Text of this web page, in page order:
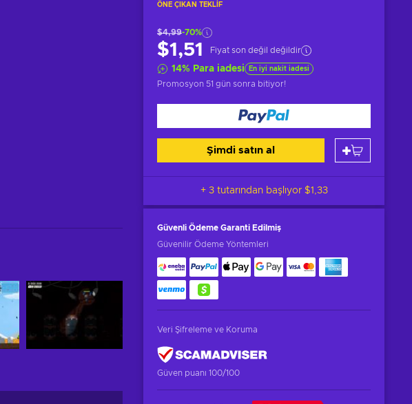
ÖNE ÇIKAN TEKLIF
$4,99-70%
$1,51 Fiyat son değil değildir
14% Para iadesi En iyi nakit iadesi
Promosyon 51 gün sonra bitiyor!
Şimdi satın al
+ 3 tutarından başlıyor $1,33
Güvenli Ödeme Garanti Edilmiş
Güvenilir Ödeme Yöntemleri
Veri Şifreleme ve Koruma
Güven puanı 100/100